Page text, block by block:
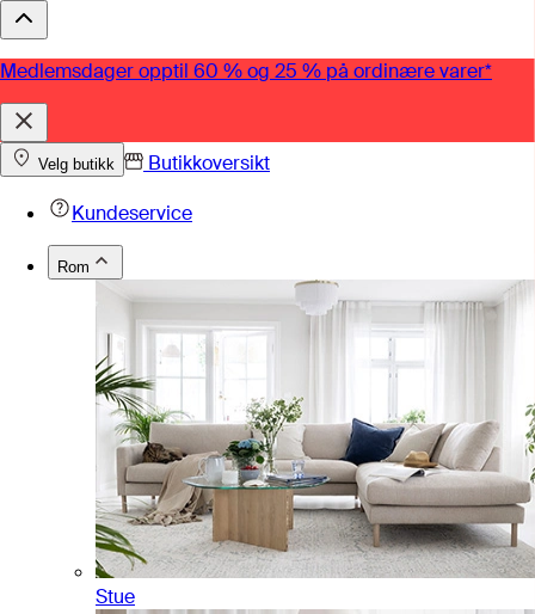
Medlemsdager opptil 60 % og 25 % på ordinære varer*
Velg butikk
Butikkoversikt
Kundeservice
Rom
Stue